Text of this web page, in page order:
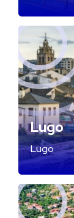
Lugo
Lugo